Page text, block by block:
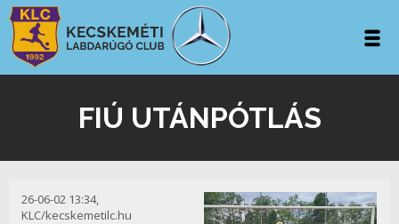
FIÚ UTÁNPÓTLÁS
26-06-02 13:34,
KLC/kecskemetilc.hu